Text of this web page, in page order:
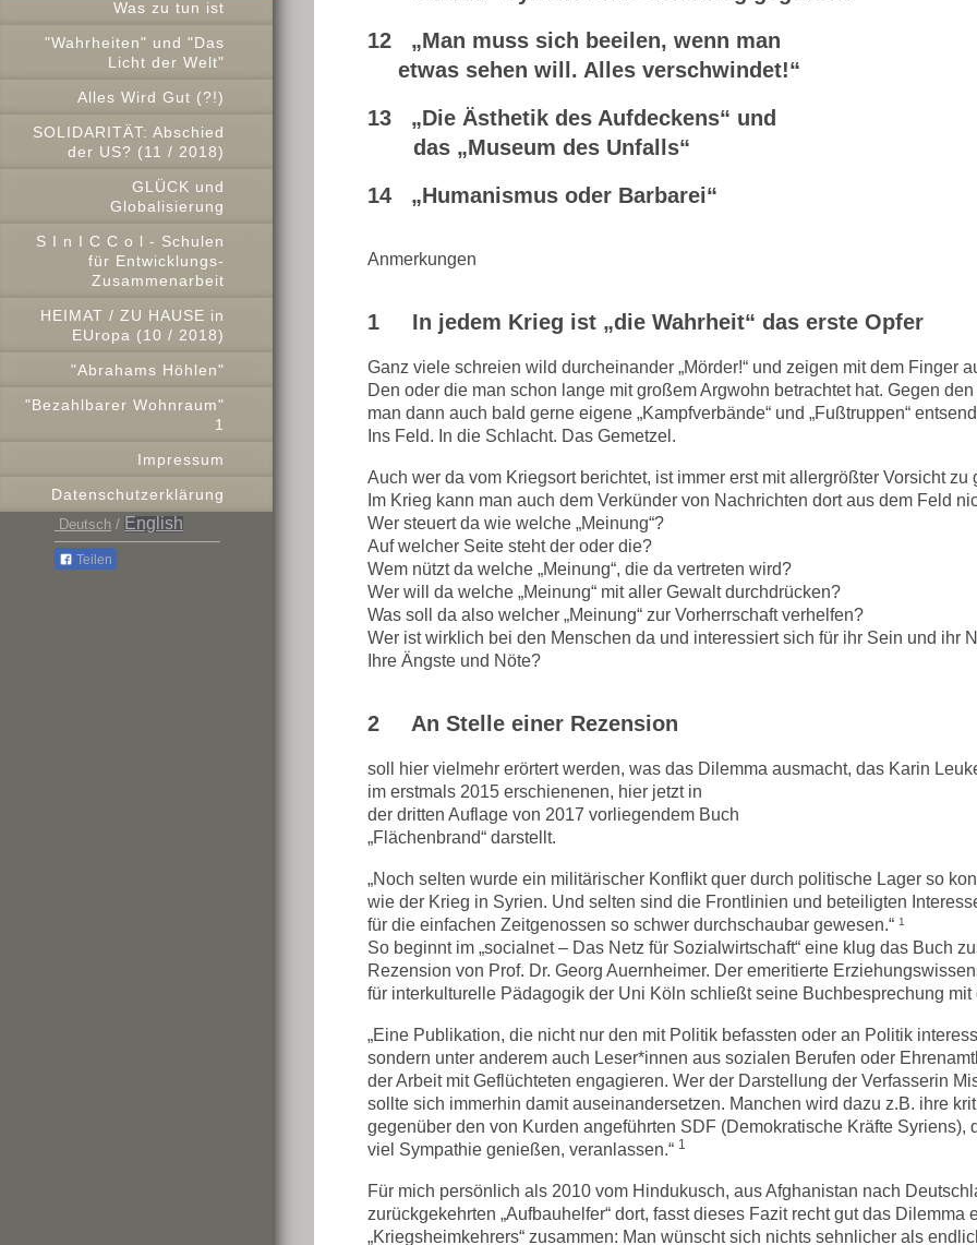
Was zu tun ist
"Wahrheiten" und "Das
Licht der Welt"
Alles Wird Gut (?!)
SOLIDARITÄT: Abschied
der US? (11 / 2018)
GLÜCK und
Globalisierung
S I n I C C o l - Schulen
für Entwicklungs-
Zusammenarbeit
HEIMAT / ZU HAUSE in
EUropa (10 / 2018)
"Abrahams Höhlen"
"Bezahlbarer Wohnraum"
1
Impressum
Datenschutzerklärung
Deutsch / English
Teilen
12 „Man muss sich beeilen, wenn man
etwas sehen will. Alles verschwindet!“
13 „Die Ästhetik des Aufdeckens“ und
das „Museum des Unfalls“
14 „Humanismus oder Barbarei“
Anmerkungen
1 In jedem Krieg ist „die Wahrheit“ das erste Opfer
Ganz viele schreien wild durcheinander „Mörder!“ und zeigen mit dem Finger
Den oder die man schon lange mit großem Argwohn betrachtet hat. Gegen
man dann auch bald gerne eigene „Kampfverbände“ und „Fußtruppen“
Ins Feld. In die Schlacht. Das Gemetzel.
Auch wer da vom Kriegsort berichtet, ist immer erst mit allergrößter Vorsicht zu
Im Krieg kann man auch dem Verkünder von Nachrichten dort aus dem Feld
Wer steuert da wie welche „Meinung“?
Auf welcher Seite steht der oder die?
Wem nützt da welche „Meinung“, die da vertreten wird?
Wer will da welche „Meinung“ mit aller Gewalt durchdrücken?
Was soll da also welcher „Meinung“ zur Vorherrschaft verhelfen?
Wer ist wirklich bei den Menschen da und interessiert sich für ihr Sein und ihr
Ihre Ängste und Nöte?
2 An Stelle einer Rezension
soll hier vielmehr erörtert werden, was das Dilemma ausmacht, das Karin
im erstmals 2015 erschienenen, hier jetzt in
der dritten Auflage von 2017 vorliegendem Buch
„Flächenbrand“ darstellt.
„Noch selten wurde ein militärischer Konflikt quer durch politische Lager so
wie der Krieg in Syrien. Und selten sind die Frontlinien und beteiligten
für die einfachen Zeitgenossen so schwer durchschaubar gewesen.“ 1
So beginnt im „socialnet – Das Netz für Sozialwirtschaft“ eine klug das Buch
Rezension von Prof. Dr. Georg Auernheimer. Der emeritierte
für interkulturelle Pädagogik der Uni Köln schließt seine Buchbesprechung mit
„Eine Publikation, die nicht nur den mit Politik befassten oder an Politik
sondern unter anderem auch Leser*innen aus sozialen Berufen oder
der Arbeit mit Geflüchteten engagieren. Wer der Darstellung der Verfasserin
sollte sich immerhin damit auseinandersetzen. Manchen wird dazu z.B. ihre
gegenüber den von Kurden angeführten SDF (Demokratische Kräfte Syriens),
viel Sympathie genießen, veranlassen.“ 1
Für mich persönlich als 2010 vom Hindukusch, aus Afghanistan nach
zurückgekehrten „Aufbauhelfer“ dort, fasst dieses Fazit recht gut das Dilemma
„Kriegsheimkehrers“ zusammen: Man wünscht sich nichts sehnlicher als